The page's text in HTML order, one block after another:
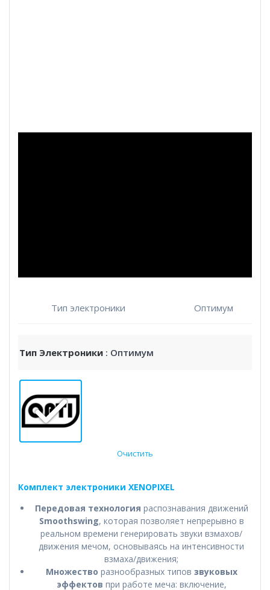
Тип электроники Оптимум
Тип Электроники : Оптимум
Очистить
Комплект электроники XENOPIXEL
Передовая технология распознавания движений
Smoothswing, которая позволяет непрерывно в
реальном времени генерировать звуки взмахов/
движения мечом, основываясь на интенсивности
взмаха/движения;
Множество разнообразных типов звуковых
эффектов при работе меча: включение,